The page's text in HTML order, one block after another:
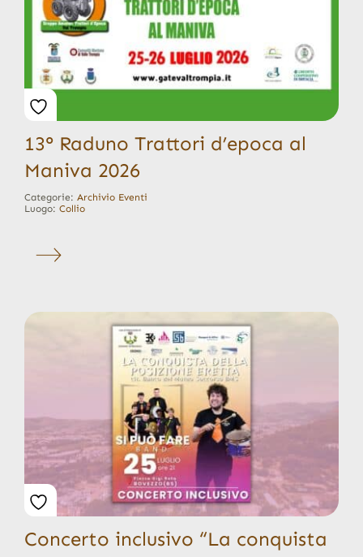
13° Raduno Trattori d’epoca al
Maniva 2026
Categorie: Archivio Eventi
Luogo: Collio
Concerto inclusivo “La conquista